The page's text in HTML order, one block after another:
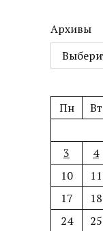
Архивы
Пн Вт
3
4
10
11
17
18
24
25